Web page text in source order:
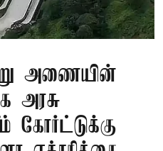
அணையின்
அரசு
கோர்ட்டுக்கு